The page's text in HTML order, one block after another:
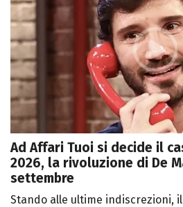
Ad Affari Tuoi si decide il
2026, la rivoluzione di De
settembre
Stando alle ultime indiscrezioni,